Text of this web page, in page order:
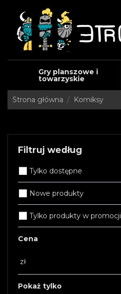
Gry planszowe i
towarzyskie
Strona główna Komiksy
Filtruj według
Tylko dostępne
Nowe produkty
Tylko produkty w promocji
Cena
zł
Pokaż tylko